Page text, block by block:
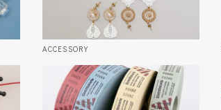
ACCESSORY